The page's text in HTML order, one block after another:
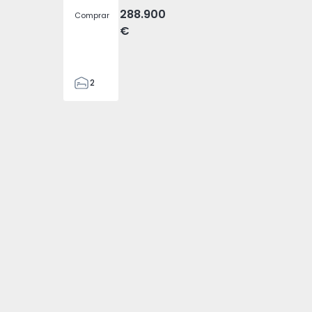
Comprar
288.900
€
2